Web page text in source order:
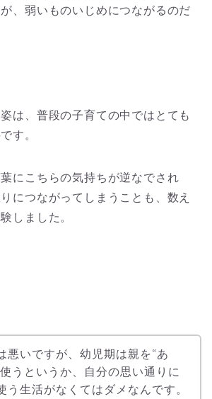
、弱いものいじめにつながるのだ
は、普段の子育ての中ではとても
す。
にこちらの気持ちが逆なでされ
につながってしまうことも、数え
しました。
悪いですが、幼児期は親を“あ
使うというか、自分の思い通りに
う生活がなくてはダメなんです。